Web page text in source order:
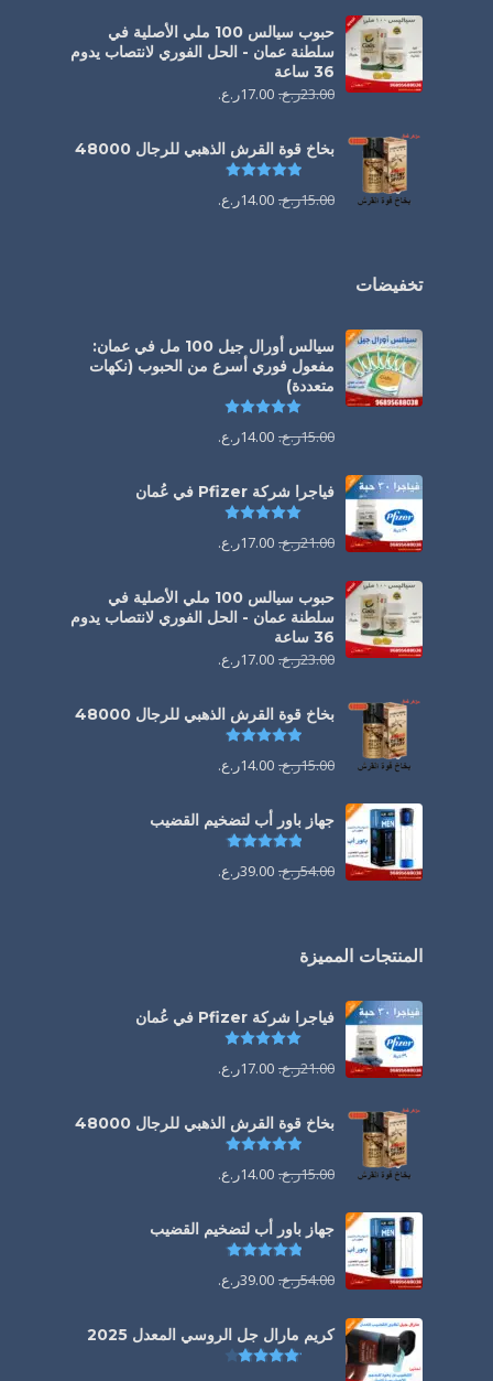
حبوب سيالس 100 ملي الأصلية في
سلطنة عمان - الحل الفوري لانتصاب يدوم
36 ساعة
23.00ر.ع. 17.00ر.ع.
بخاخ قوة القرش الذهبي للرجال 48000
تم التقييم
15.00ر.ع. 14.00ر.ع.
تخفيضات
سيالس أورال جيل 100 مل في عمان:
مفعول فوري أسرع من الحبوب (نكهات
متعددة)
15.00ر.ع. 14.00ر.ع.
فياجرا شركة Pfizer في عُمان
21.00ر.ع. 17.00ر.ع.
حبوب سيالس 100 ملي الأصلية في
سلطنة عمان - الحل الفوري لانتصاب يدوم
36 ساعة
23.00ر.ع. 17.00ر.ع.
بخاخ قوة القرش الذهبي للرجال 48000
تم التقييم
15.00ر.ع. 14.00ر.ع.
جهاز باور أب لتضخيم القضيب
تم التقييم
54.00ر.ع. 39.00ر.ع.
المنتجات المميزة
فياجرا شركة Pfizer في عُمان
21.00ر.ع. 17.00ر.ع.
بخاخ قوة القرش الذهبي للرجال 48000
تم التقييم
15.00ر.ع. 14.00ر.ع.
جهاز باور أب لتضخيم القضيب
تم التقييم
54.00ر.ع. 39.00ر.ع.
كريم مارال جل الروسي المعدل 2025
تم التقييم